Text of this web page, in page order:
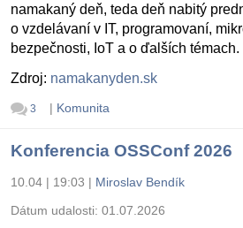
namakaný deň, teda deň nabitý
o vzdelávaní v IT, programovaní,
bezpečnosti, IoT a o ďalších témach.
Zdroj: namakanyden.sk
3 | Komunita
Konferencia OSSConf 2026
10.04 | 19:03 | Miroslav Bendík
Dátum udalosti: 01.07.2026